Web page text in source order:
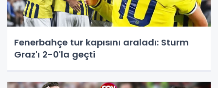
Fenerbahçe tur kapısını araladı: Sturm
Graz'ı 2-0'la geçti